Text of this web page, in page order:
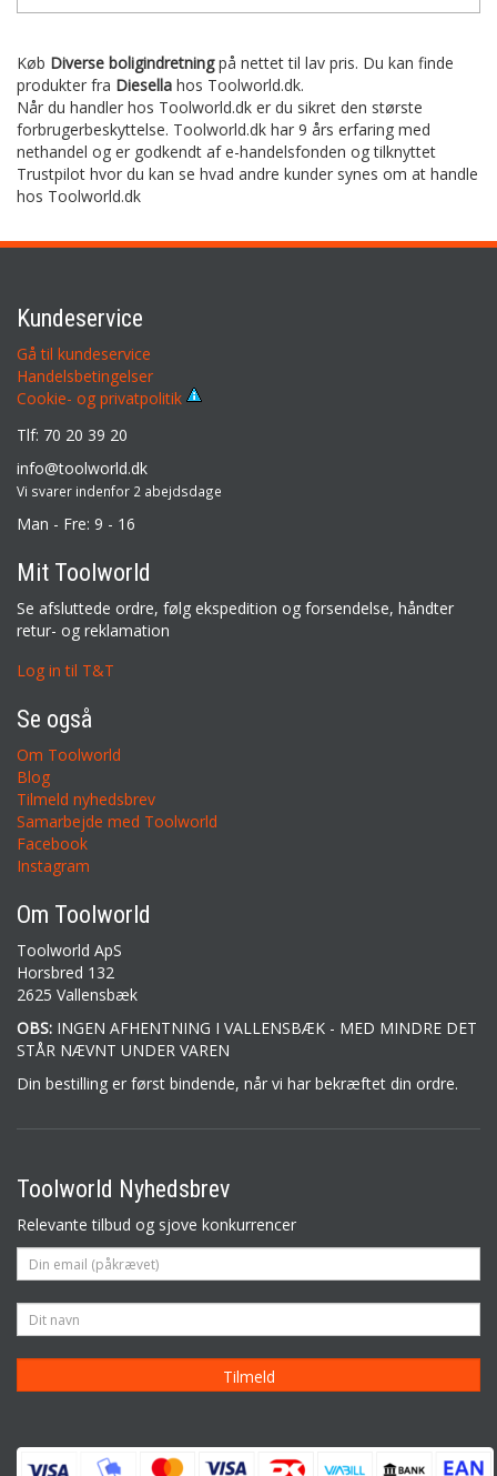
Køb Diverse boligindretningpå nettet til lav pris. Du kan finde
produkter fra Diesella hos Toolworld.dk.
Når du handler hos Toolworld.dk er du sikret den største
forbrugerbeskyttelse. Toolworld.dk har 9 års erfaring med
nethandel og er godkendt af e-handelsfonden og tilknyttet
Trustpilot hvor du kan se hvad andre kunder synes om at handle
hos Toolworld.dk
Kundeservice
Gå til kundeservice
Handelsbetingelser
Cookie- og privatpolitik
Tlf: 70 20 39 20
info@toolworld.dk
Vi svarer indenfor 2 abejdsdage
Man - Fre: 9 - 16
Mit Toolworld
Se afsluttede ordre, følg ekspedition og forsendelse, håndter
retur- og reklamation
Log in til T&T
Se også
Om Toolworld
Blog
Tilmeld nyhedsbrev
Samarbejde med Toolworld
Facebook
Instagram
Om Toolworld
Toolworld ApS
Horsbred 132
2625 Vallensbæk
OBS: INGEN AFHENTNING I VALLENSBÆK - MED MINDRE DET
STÅR NÆVNT UNDER VAREN
Din bestilling er først bindende, når vi har bekræftet din ordre.
Toolworld Nyhedsbrev
Relevante tilbud og sjove konkurrencer